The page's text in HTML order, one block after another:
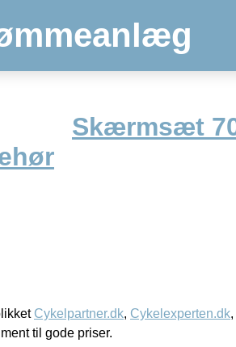
Skærmsæt
Cykelpartner.dk, Cykelexperten.dk,
til gode priser.